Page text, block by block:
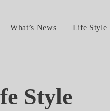
What’s News Life Style
Style